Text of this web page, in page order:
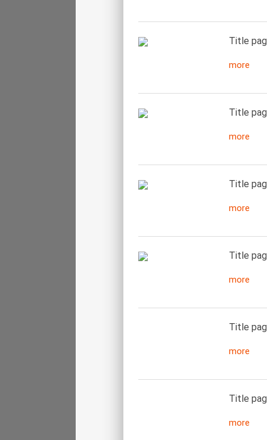
Title
more
Title
more
Title
more
Title
more
Title
more
Title
more